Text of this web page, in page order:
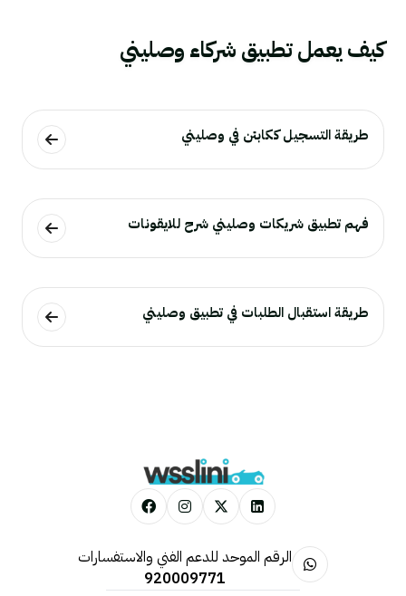
كيف يعمل تطبيق شركاء وصليني
طريقة التسجيل ككابتن في وصليني
فهم تطبيق شريكات وصليني شرح للايقونات
طريقة استقبال الطلبات في تطبيق وصليني
الرقم الموحد للدعم الفني والاستفسارات
920009771